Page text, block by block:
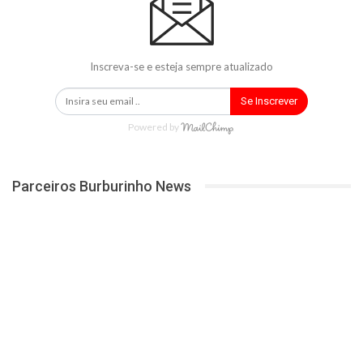
Inscreva-se e esteja sempre atualizado
Se Inscrever
Powered by
Parceiros Burburinho News